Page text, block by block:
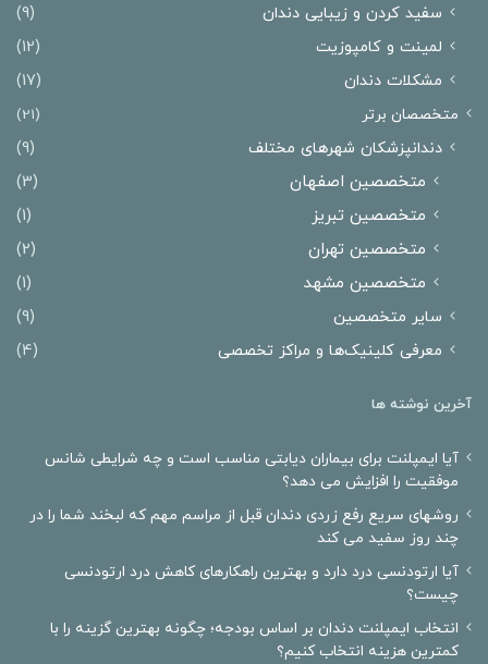
سفید کردن و زیبایی دندان
(9)
لمینت و کامپوزیت
(12)
مشکلات دندان
(17)
متخصصان برتر (21)
دندانپزشکان شهرهای مختلف
(9)
متخصصین اصفهان
(3)
متخصصین تبریز
(1)
متخصصین تهران
(2)
متخصصین مشهد
(1)
سایر متخصصین
(9)
معرفی کلینیک‌ها و مراکز تخصصی
(4)
آخرین نوشته ها
آیا ایمپلنت برای بیماران دیابتی مناسب است و چه شرایطی شانس
موفقیت را افزایش می دهد؟
روشهای سریع رفع زردی دندان قبل از مراسم مهم که لبخند شما را در
چند روز سفید می کند
آیا ارتودنسی درد دارد و بهترین راهکارهای کاهش درد ارتودنسی
چیست؟
انتخاب ایمپلنت دندان بر اساس بودجه؛ چگونه بهترین گزینه را با
کمترین هزینه انتخاب کنیم؟